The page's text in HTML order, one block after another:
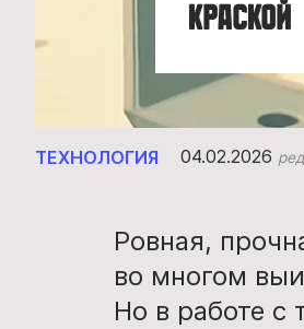
краской
ТЕХНОЛОГИЯ 04.02.2026
Ровная,
во многом
Но в работе с